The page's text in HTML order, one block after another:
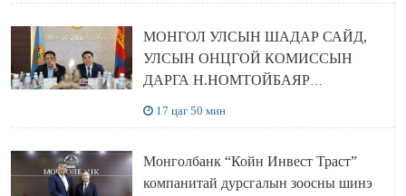
МОНГОЛ УЛСЫН ШАДАР САЙД,
УЛСЫН ОНЦГОЙ КОМИССЫН
ДАРГА Н.НОМТОЙБАЯР
17 цаг 50 мин
Монголбанк “Койн Инвест Траст”
компанитай дурсгалын зоосны шинэ